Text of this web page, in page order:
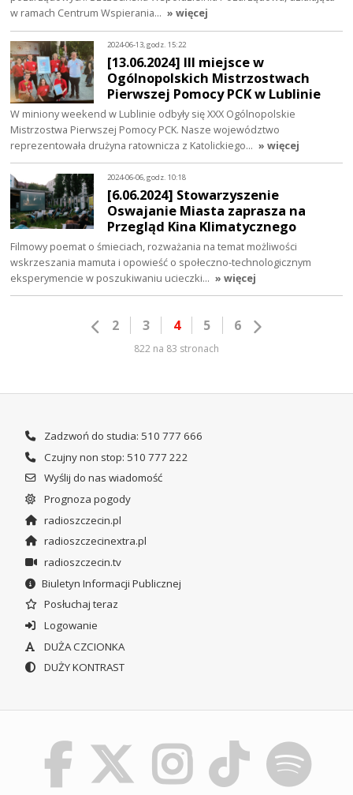
w ramach Centrum Wspierania… » więcej
2024-06-13, godz. 15:22
[13.06.2024] III miejsce w
Ogólnopolskich Mistrzostwach
Pierwszej Pomocy PCK w Lublinie
W miniony weekend w Lublinie odbyły się XXX Ogólnopolskie
Mistrzostwa Pierwszej Pomocy PCK. Nasze województwo
reprezentowała drużyna ratownicza z Katolickiego… » więcej
2024-06-06, godz. 10:18
[6.06.2024] Stowarzyszenie
Oswajanie Miasta zaprasza na
Przegląd Kina Klimatycznego
Filmowy poemat o śmieciach, rozważania na temat możliwości
wskrzeszania mamuta i opowieść o społeczno-technologicznym
eksperymencie w poszukiwaniu ucieczki… » więcej
2 3 4 5 6
822 na 83 stronach
Zadzwoń do studia: 510 777 666
Czujny non stop: 510 777 222
Wyślij do nas wiadomość
Prognoza pogody
radioszczecin.pl
radioszczecinextra.pl
radioszczecin.tv
Biuletyn Informacji Publicznej
Posłuchaj teraz
Logowanie
DUŻA CZCIONKA
DUŻY KONTRAST